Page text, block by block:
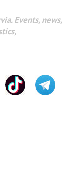
Events, news,